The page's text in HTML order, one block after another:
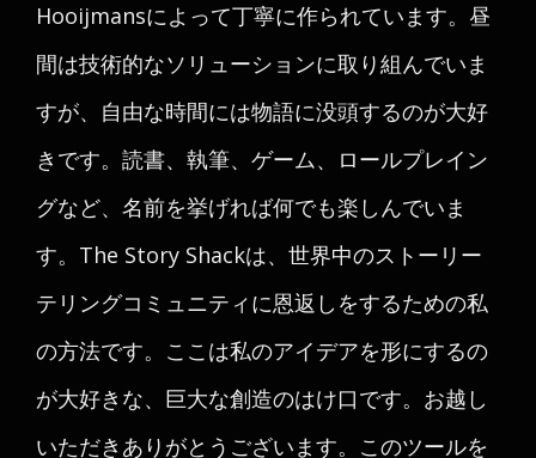
Hooijmansによって丁寧に作られています。昼
間は技術的なソリューションに取り組んでいま
すが、自由な時間には物語に没頭するのが大好
きです。読書、執筆、ゲーム、ロールプレイン
グなど、名前を挙げれば何でも楽しんでいま
す。The Story Shackは、世界中のストーリー
テリングコミュニティに恩返しをするための私
の方法です。ここは私のアイデアを形にするの
が大好きな、巨大な創造のはけ口です。お越し
いただきありがとうございます。このツールを